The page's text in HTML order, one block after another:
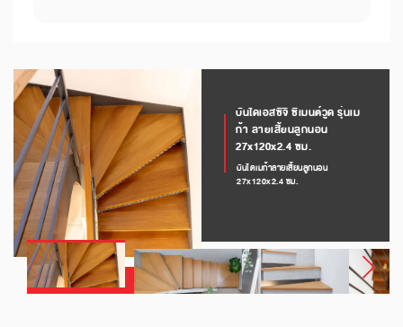
บันไดเอสซีจี ซีเมนต์วูด รุ่นเม
ก้า ลายเสี้ยนลูกนอน
27x120x2.4 ซม.
บันไดเมก้าลายเสี้ยนลูกนอน
27x120x2.4 ซม.